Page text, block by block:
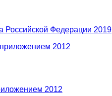
Российской Федерации 2019
2012